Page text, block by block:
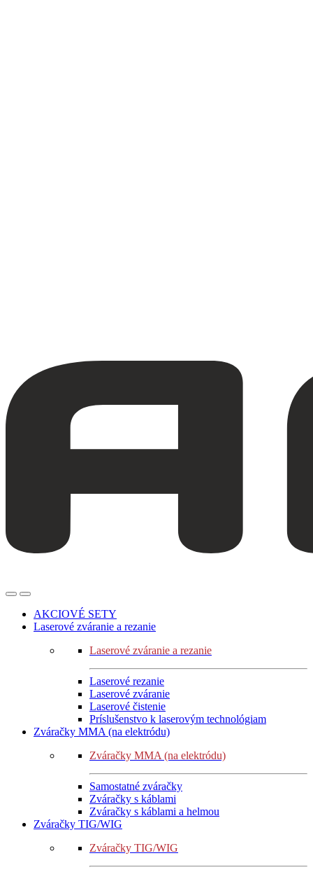
AKCIOVÉ SETY
Laserové zváranie a rezanie
Laserové zváranie a rezanie
Laserové rezanie
Laserové zváranie
Laserové čistenie
Príslušenstvo k laserovým technológiam
Zváračky MMA (na elektródu)
Zváračky MMA (na elektródu)
Samostatné zváračky
Zváračky s káblami
Zváračky s káblami a helmou
Zváračky TIG/WIG
Zváračky TIG/WIG